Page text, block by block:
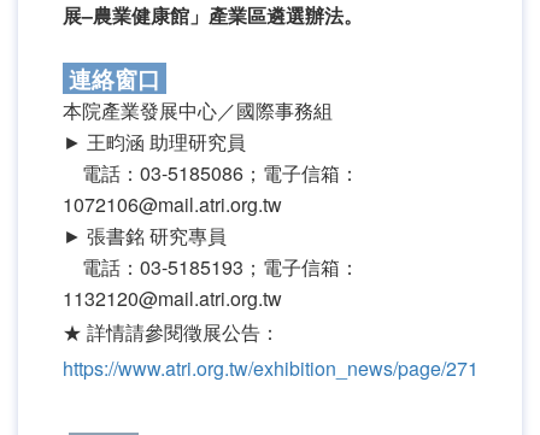
展–農業健康館」產業區遴選辦法。
連絡窗口
本院產業發展中心／國際事務組
► 王畇涵 助理研究員
電話：03-5185086；電子信箱：
1072106@mail.atri.org.tw
► 張書銘 研究專員
電話：03-5185193；電子信箱：
1132120@mail.atri.org.tw
★ 詳情請參閱徵展公告：
https://www.atri.org.tw/exhibition_news/page/271